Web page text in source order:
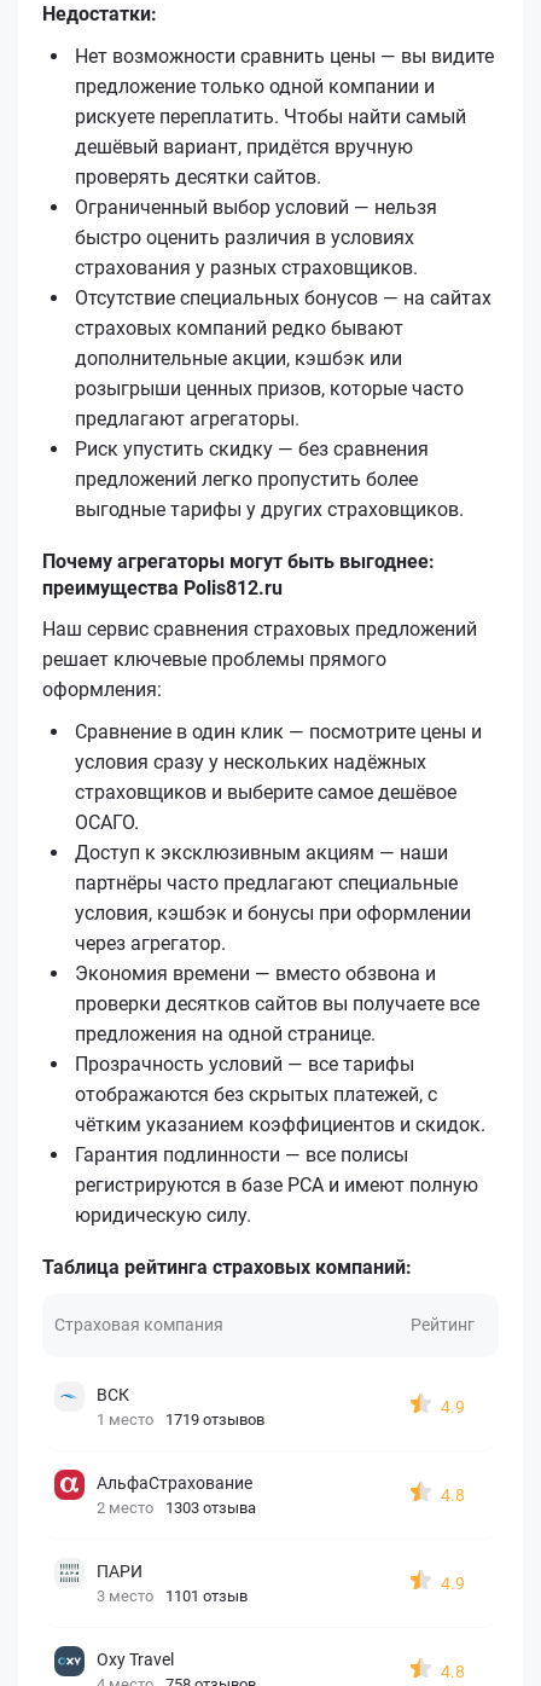
Недостатки:
Нет возможности сравнить цены — вы видите
предложение только одной компании и
рискуете переплатить. Чтобы найти самый
дешёвый вариант, придётся вручную
проверять десятки сайтов.
Ограниченный выбор условий — нельзя
быстро оценить различия в условиях
страхования у разных страховщиков.
Отсутствие специальных бонусов — на сайтах
страховых компаний редко бывают
дополнительные акции, кэшбэк или
розыгрыши ценных призов, которые часто
предлагают агрегаторы.
Риск упустить скидку — без сравнения
предложений легко пропустить более
выгодные тарифы у других страховщиков.
Почему агрегаторы могут быть выгоднее:
преимущества Polis812.ru
Наш сервис сравнения страховых предложений
решает ключевые проблемы прямого
оформления:
Сравнение в один клик — посмотрите цены и
условия сразу у нескольких надёжных
страховщиков и выберите самое дешёвое
ОСАГО.
Доступ к эксклюзивным акциям — наши
партнёры часто предлагают специальные
условия, кэшбэк и бонусы при оформлении
через агрегатор.
Экономия времени — вместо обзвона и
проверки десятков сайтов вы получаете все
предложения на одной странице.
Прозрачность условий — все тарифы
отображаются без скрытых платежей, с
чётким указанием коэффициентов и скидок.
Гарантия подлинности — все полисы
регистрируются в базе РСА и имеют полную
юридическую силу.
Таблица рейтинга страховых компаний:
Страховая компания Рейтинг
ВСК
1 место 1719 отзывов
4.9
АльфаСтрахование
2 место 1303 отзыва
4.8
ПАРИ
3 место 1101 отзыв
4.9
Oxy Travel
4.8